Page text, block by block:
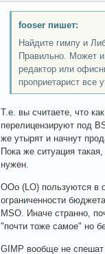
fooser пишет:
Найдите гимпу и
Правильно. Может
редактор или
проприетарист все
Т.е. вы считаете, что
перелицензируют под
же утырят и начнут
Пока же ситуация
нужен.
ООо (LO) пользуются в
ограниченности
MSO. Иначе странно,
"почти тоже самое" но
GIMP вообще не спешат